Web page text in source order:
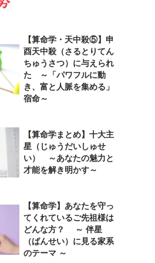
【算命学・天中殺⑤】申
酉天中殺（さるとりてん
ちゅうさつ）に与えられ
た ～「パワフルに動
き、富と人脈を集める」
宿命～
【算命学まとめ】十大主
星（じゅうだいしゅせ
い） ～あなたの魅力と
才能を解き明かす～
【算命学】あなたを守っ
てくれているご先祖様は
どんな方？ ～ 伴星
（ばんせい）に見る家系
のテーマ ～